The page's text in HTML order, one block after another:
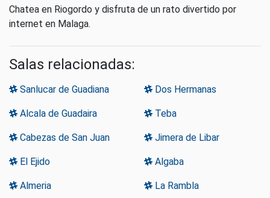
Chatea en Riogordo y disfruta de un rato divertido por
internet en Malaga.
Salas relacionadas:
Sanlucar de Guadiana Dos Hermanas
Alcala de Guadaira Teba
Cabezas de San Juan Jimera de Libar
El Ejido Algaba
Almeria La Rambla